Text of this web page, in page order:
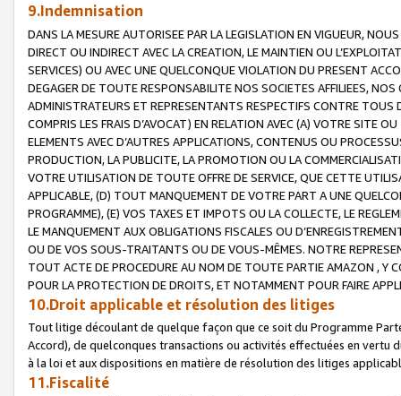
9.Indemnisation
DANS LA MESURE AUTORISEE PAR LA LEGISLATION EN VIGUEUR,
DIRECT OU INDIRECT AVEC LA CREATION, LE MAINTIEN OU
SERVICES) OU AVEC UNE QUELCONQUE VIOLATION DU PRESENT
DEGAGER DE TOUTE RESPONSABILITE NOS SOCIETES AFFILIEES,
ADMINISTRATEURS ET REPRESENTANTS RESPECTIFS CONTRE
COMPRIS LES FRAIS D’AVOCAT) EN RELATION AVEC (A) VOTRE SITE
ELEMENTS AVEC D’AUTRES APPLICATIONS, CONTENUS OU
PRODUCTION, LA PUBLICITE, LA PROMOTION OU LA
VOTRE UTILISATION DE TOUTE OFFRE DE SERVICE, QUE CETTE
APPLICABLE, (D) TOUT MANQUEMENT DE VOTRE PART A UNE
PROGRAMME), (E) VOS TAXES ET IMPOTS OU LA COLLECTE, LE
LE MANQUEMENT AUX OBLIGATIONS FISCALES OU
OU DE VOS SOUS-TRAITANTS OU DE VOUS-MÊMES. NOTRE
TOUT ACTE DE PROCEDURE AU NOM DE TOUTE PARTIE AMAZON , Y
POUR LA PROTECTION DE DROITS, ET NOTAMMENT POUR FAIRE
10.Droit applicable et résolution des litiges
Tout litige découlant de quelque façon que ce soit du Programme
Accord), de quelconques transactions ou activités effectuées en vertu
à la loi et aux dispositions en matière de résolution des litiges
11.Fiscalité